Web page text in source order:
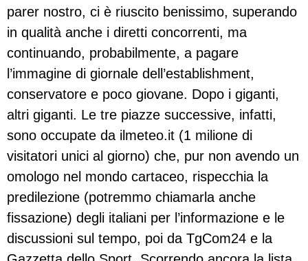
parer nostro, ci è riuscito benissimo, superando
in qualità anche i diretti concorrenti, ma
continuando, probabilmente, a pagare
l’immagine di giornale dell’establishment,
conservatore e poco giovane. Dopo i giganti,
altri giganti. Le tre piazze successive, infatti,
sono occupate da ilmeteo.it (1 milione di
visitatori unici al giorno) che, pur non avendo un
omologo nel mondo cartaceo, rispecchia la
predilezione (potremmo chiamarla anche
fissazione) degli italiani per l’informazione e le
discussioni sul tempo, poi da TgCom24 e la